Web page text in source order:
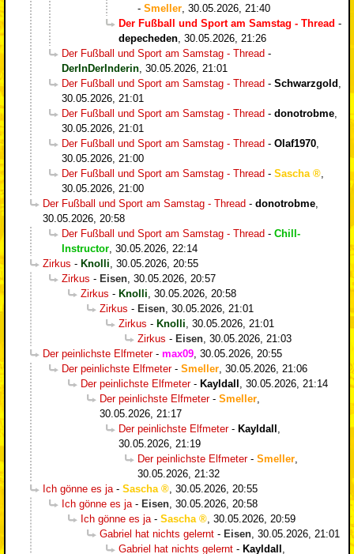
- Smeller 30.05.2026, 21:40
Der Fußball und Sport am Samstag - Thread -
depecheden 30.05.2026, 21:26
Der Fußball und Sport am Samstag - Thread -
DerInDerInderin 30.05.2026, 21:01
Der Fußball und Sport am Samstag - Thread - Schwarzgold
30.05.2026, 21:01
Der Fußball und Sport am Samstag - Thread - donotrobme
30.05.2026, 21:01
Der Fußball und Sport am Samstag - Thread - Olaf1970
30.05.2026, 21:00
Der Fußball und Sport am Samstag - Thread - Sascha
30.05.2026, 21:00
Der Fußball und Sport am Samstag - Thread - donotrobme
30.05.2026, 20:58
Der Fußball und Sport am Samstag - Thread - Chill-
Instructor 30.05.2026, 22:14
Zirkus - Knolli 30.05.2026, 20:55
Zirkus - Eisen 30.05.2026, 20:57
Zirkus - Knolli 30.05.2026, 20:58
Zirkus - Eisen 30.05.2026, 21:01
Zirkus - Knolli 30.05.2026, 21:01
Zirkus - Eisen 30.05.2026, 21:03
Der peinlichste Elfmeter- max09 30.05.2026, 20:55
Der peinlichste Elfmeter- Smeller 30.05.2026, 21:06
Der peinlichste Elfmeter- Kayldall
30.05.2026, 21:14
Der peinlichste Elfmeter- Smeller
30.05.2026, 21:17
Der peinlichste Elfmeter- Kayldall
30.05.2026, 21:19
Der peinlichste Elfmeter- Smeller
30.05.2026, 21:32
Ich gönne es ja - Sascha
30.05.2026, 20:55
Ich gönne es ja - Eisen 30.05.2026, 20:58
Ich gönne es ja - Sascha
30.05.2026, 20:59
Gabriel hat nichts gelernt - Eisen 30.05.2026, 21:01
Gabriel hat nichts gelernt - Kayldall